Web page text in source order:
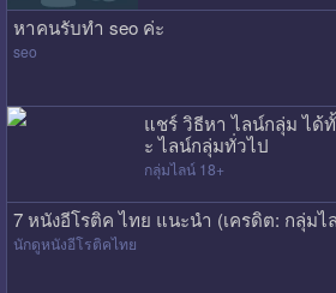
หาคนรับทำ seo ค่ะ
seo
แชร์ วิธีหา ไลน์กลุ่ม ได้
ะ ไลน์กลุ่มทั่วไป
กลุ่มไลน์ 18+
7 หนังอีโรติค ไทย แนะนำ (เครดิต: กลุ่มไ
นักดูหนังอีโรติคไทย